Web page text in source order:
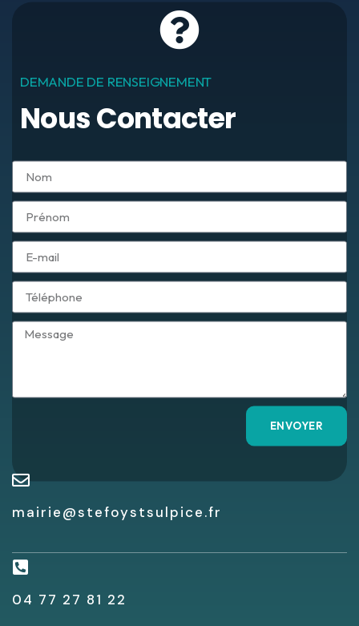
DEMANDE DE RENSEIGNEMENT
Nous Contacter
ENVOYER
mairie@stefoystsulpice.fr
04 77 27 81 22